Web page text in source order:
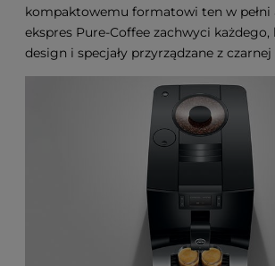
kompaktowemu formatowi ten w
ekspres Pure-Coffee zachwyci każdego,
design i specjały przyrządzane z czarnej